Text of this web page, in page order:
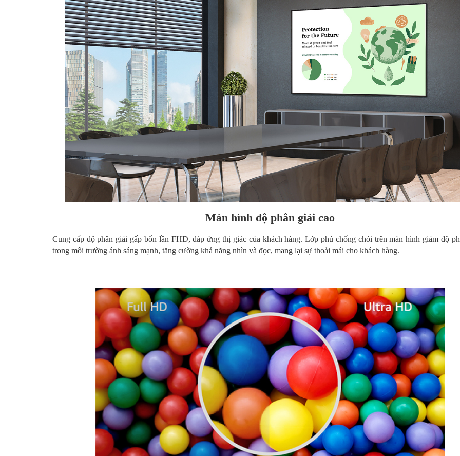
Màn hình độ phân giải cao
Cung cấp độ phân giải gấp bốn lần FHD, đáp ứng thị giác của khách hàng. Lớp phủ chống chói trên màn hình giảm độ
trong môi trường ánh sáng mạnh, tăng cường khả năng nhìn và đọc, mang lại sự thoải mái cho khách hàng.